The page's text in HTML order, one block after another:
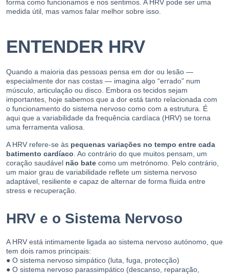
forma como funcionamos e nos sentimos. A HRV pode ser uma
medida útil, mas vamos falar melhor sobre isso.
ENTENDER HRV
Quando a maioria das pessoas pensa em dor ou lesão —
especialmente dor nas costas — imagina algo “errado” num
músculo, articulação ou disco. Embora os tecidos sejam
importantes, hoje sabemos que a dor está tanto relacionada com
o funcionamento do sistema nervoso como com a estrutura. É
aqui que a variabilidade da frequência cardíaca (HRV) se torna
uma ferramenta valiosa.
A HRV refere-se às pequenas variações no tempo entre cada
batimento cardíaco . Ao contrário do que muitos pensam, um
coração saudável não bate como um metrónomo. Pelo contrário,
um maior grau de variabilidade reflete um sistema nervoso
adaptável, resiliente e capaz de alternar de forma fluida entre
stress e recuperação.
HRV e o Sistema Nervoso
A HRV está intimamente ligada ao sistema nervoso autónomo, que
tem dois ramos principais:
● O sistema nervoso simpático (luta, fuga, protecção)
● O sistema nervoso parassimpático (descanso, reparação,